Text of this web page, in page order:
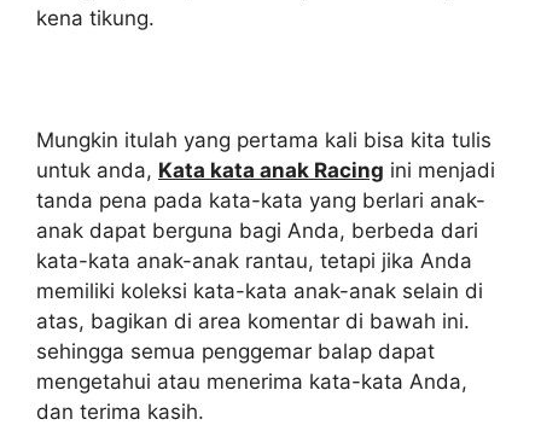
kena tikung.
Mungkin itulah yang pertama kali bisa kita tulis
untuk anda, Kata kata anak Racing ini menjadi
tanda pena pada kata-kata yang berlari anak-
anak dapat berguna bagi Anda, berbeda dari
kata-kata anak-anak rantau, tetapi jika Anda
memiliki koleksi kata-kata anak-anak selain di
atas, bagikan di area komentar di bawah ini.
sehingga semua penggemar balap dapat
mengetahui atau menerima kata-kata Anda,
dan terima kasih.